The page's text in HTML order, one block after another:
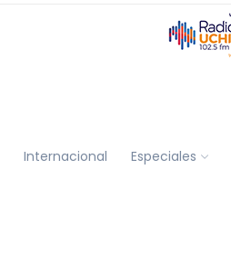
Internacional Especiales